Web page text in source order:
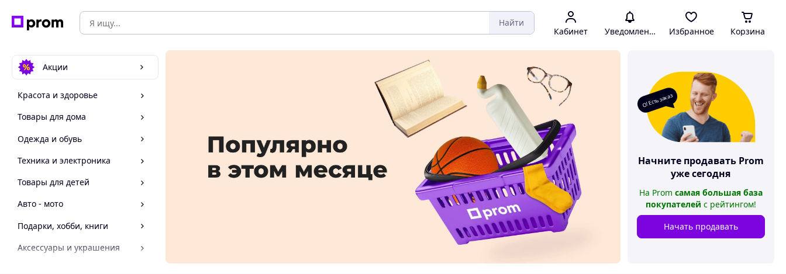
Найти
Кабинет Уведомления Избранное Корзина
Акции
Красота и здоровье
Товары для дома
Одежда и обувь
Техника и электроника
Товары для детей
Авто - мото
Подарки, хобби, книги
Аксессуары и украшения
О! Есть заказ
Начните продавать Prom
уже сегодня
На Prom самая большая база
покупателей с рейтингом!
Начать продавать